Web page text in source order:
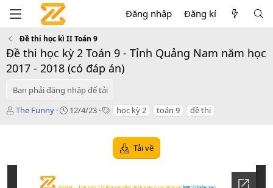
Đăng nhập Đăng kí
Đề thi học kì II Toán 9
Đề thi học kỳ 2 Toán 9 - Tỉnh Quảng Nam năm học
2017 - 2018 (có đáp án)
Bạn phải đăng nhập để tải
T
ả
The Funny
C
n
12/4/23
T
s
học kỳ 2 toán 9 đề thi
Tải về